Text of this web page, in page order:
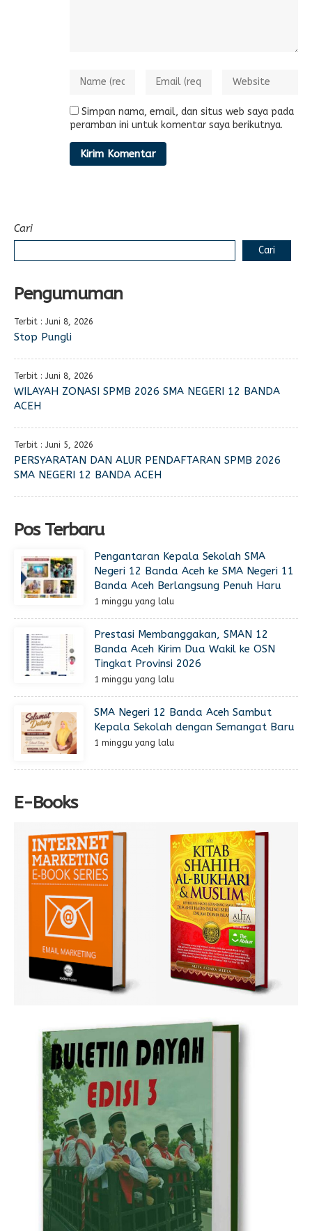
Simpan nama, email, dan situs web saya pada
peramban ini untuk komentar saya berikutnya.
Cari
Cari
Pengumuman
Terbit : Juni 8, 2026
Stop Pungli
Terbit : Juni 8, 2026
WILAYAH ZONASI SPMB 2026 SMA NEGERI 12 BANDA
ACEH
Terbit : Juni 5, 2026
PERSYARATAN DAN ALUR PENDAFTARAN SPMB 2026
SMA NEGERI 12 BANDA ACEH
Pos Terbaru
Pengantaran Kepala Sekolah SMA
Negeri 12 Banda Aceh ke SMA Negeri 11
Banda Aceh Berlangsung Penuh Haru
1 minggu yang lalu
Prestasi Membanggakan, SMAN 12
Banda Aceh Kirim Dua Wakil ke OSN
Tingkat Provinsi 2026
1 minggu yang lalu
SMA Negeri 12 Banda Aceh Sambut
Kepala Sekolah dengan Semangat Baru
1 minggu yang lalu
E-Books